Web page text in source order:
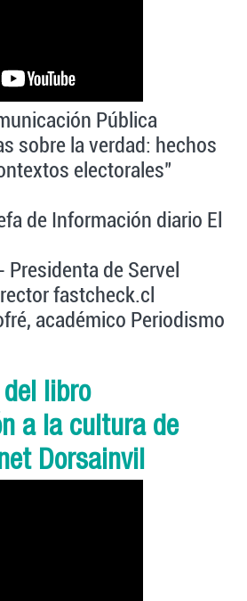
Pública
sobre la verdad: hechos
electorales"
de Información diario El
Presidenta de Servel
fastcheck.cl
académico Periodismo
libro
a la cultura de
Dorsainvil